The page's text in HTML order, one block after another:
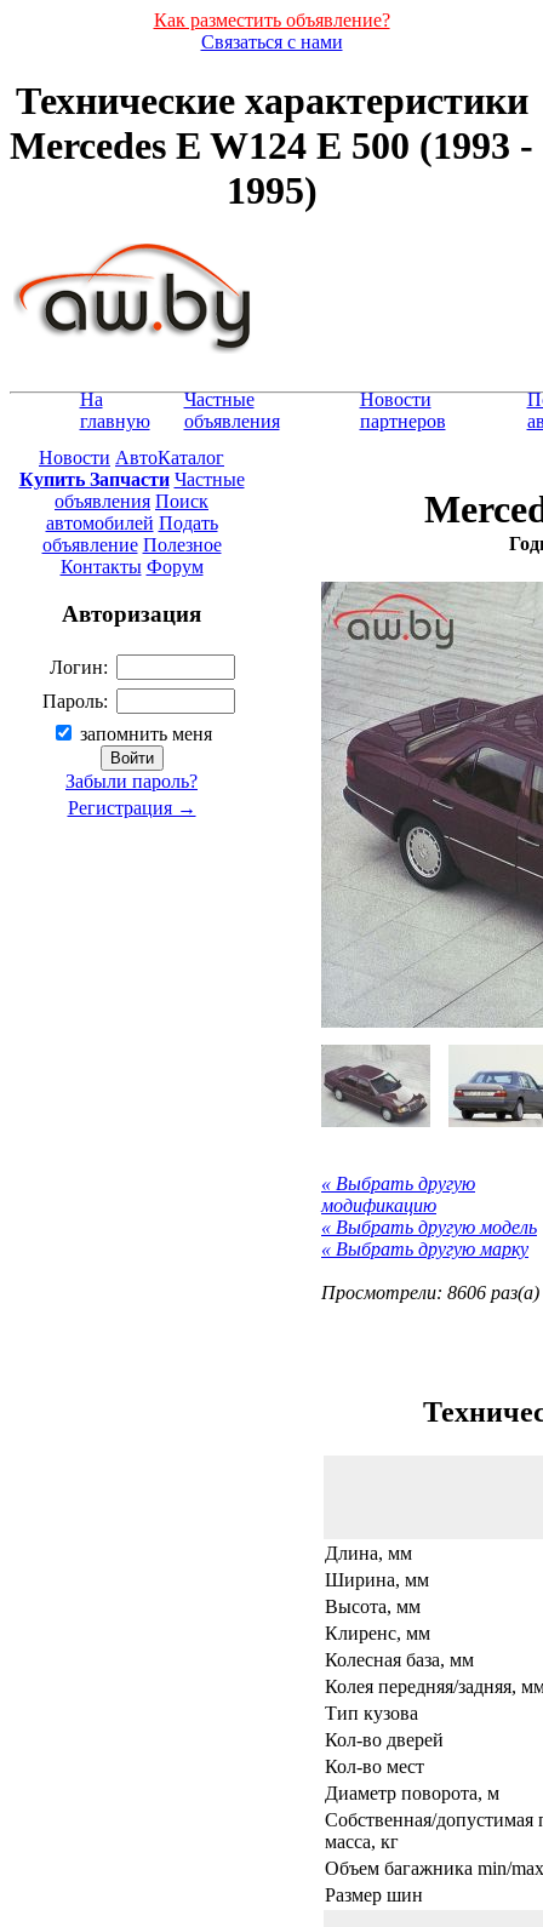
Как разместить объявление?
Связаться с нами
Технические характеристики
Mercedes E W124 E 500 (1993 -
1995)
На
главную
Частные
объявления
Новости
партнеров
Новости АвтоКаталог
Купить Запчасти Частные
объявления Поиск
автомобилей Подать
объявление Полезное
Контакты Форум
Авторизация
Логин:
Пароль:
запомнить меня
Забыли пароль?
Регистрация →
« Выбрать другую
модификацию
« Выбрать другую модель
« Выбрать другую марку
Просмотрели: 8606 раз(а)
Длина, мм
Ширина, мм
Высота, мм
Клиренс, мм
Колесная база, мм
Колея передняя/задняя,
Тип кузова
Кол-во дверей
Кол-во мест
Диаметр поворота, м
Собственная/допустимая
масса, кг
Объем багажника min/
Размер шин